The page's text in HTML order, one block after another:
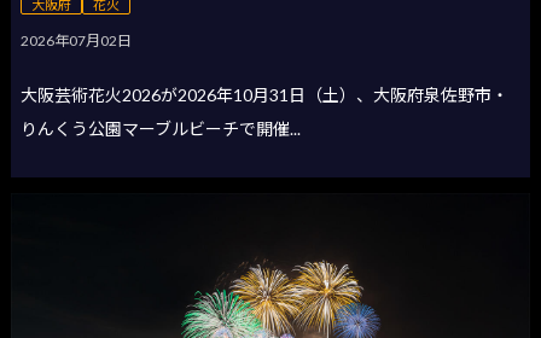
大阪府 花火
2026年07月02日
大阪芸術花火2026が2026年10月31日（土）、大阪府泉佐野市・
りんくう公園マーブルビーチで開催...